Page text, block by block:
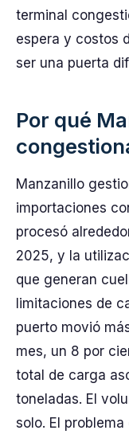
terminal
espera y costos
ser una puerta
Por qué
Manzanillo
importaciones
procesó
2025, y la
que generan
limitaciones de
puerto movió
mes, un 8 por
total de carga
toneladas. El
solo. El